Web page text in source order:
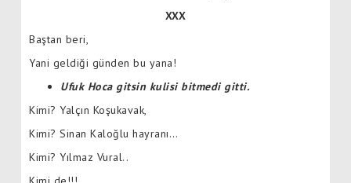
XXX
Baştan beri,
Yani geldiği günden bu yana!
Ufuk Hoca gitsin kulisi bitmedi gitti.
Kimi? Yalçın Koşukavak,
Kimi? Sinan Kaloğlu hayranı…
Kimi? Yılmaz Vural..